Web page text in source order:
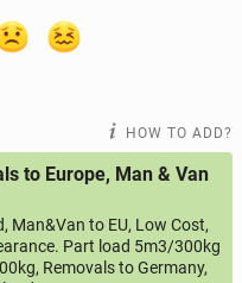
HOW TO ADD?
to Europe, Man & Van
Man&Van to EU, Low Cost,
Part load 5m3/300kg
Removals to Germany,